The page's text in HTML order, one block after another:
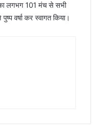
का लगभग 101 मंच से सभी
वर्षा कर स्वागत किया।